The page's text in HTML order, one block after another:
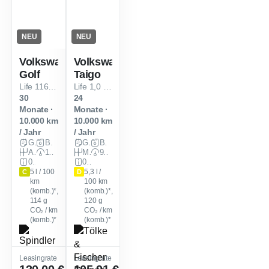
NEU
Volkswagen
Golf
30
Monate ·
10.000 km
/ Jahr
Gewerbe
Benzin
Automatik
116 PS (85 kW)
0 km
C 5 l / 100
km
(komb.)*,
114g
CO₂ / km
(komb.)*
Leasingrate
NEU
Volkswagen
Taigo
24
Monate ·
10.000 km
/ Jahr
Gewerbe
Benzin
Manuell
95 PS (70 kW)
0 km
D 5,3 l /
100 km
(komb.)*,
120 g
CO₂ / km
(komb.)*
Leasingrate